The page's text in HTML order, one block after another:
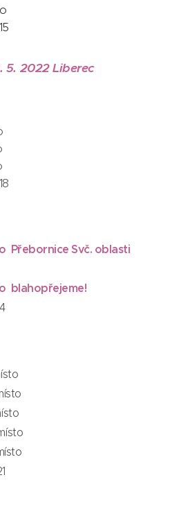
5. 2022 Liberec
Přebornice Svč. oblasti
blahopřejeme!